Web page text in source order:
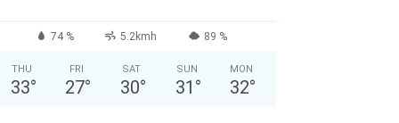
74 % 5.2kmh 89 %
THU
33°
FRI
27°
SAT
30°
SUN
31 °
MON
32°